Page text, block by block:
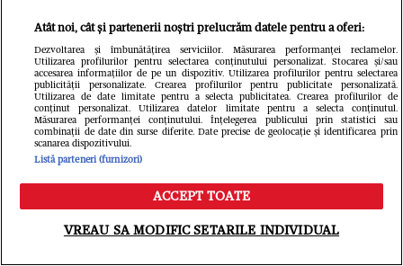
Citește în continuare
Meniu Caută
Atât noi, cât și partenerii noștri prelucrăm datele pentru a oferi:
Dezvoltarea și îmbunătățirea serviciilor. Măsurarea performanței reclamelor.
Utilizarea profilurilor pentru selectarea conținutului personalizat. Stocarea și/sau
accesarea informațiilor de pe un dispozitiv. Utilizarea profilurilor pentru selectarea
publicității personalizate. Crearea profilurilor pentru publicitate personalizată.
Utilizarea de date limitate pentru a selecta publicitatea. Crearea profilurilor de
conținut personalizat. Utilizarea datelor limitate pentru a selecta conținutul.
Măsurarea performanței conținutului. Înțelegerea publicului prin statistici sau
combinații de date din surse diferite. Date precise de geolocație și identificarea prin
scanarea dispozitivului.
Listă parteneri (furnizori)
ACCEPT TOATE
VREAU SA MODIFIC SETARILE INDIVIDUAL